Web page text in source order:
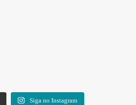
Siga no Instagram